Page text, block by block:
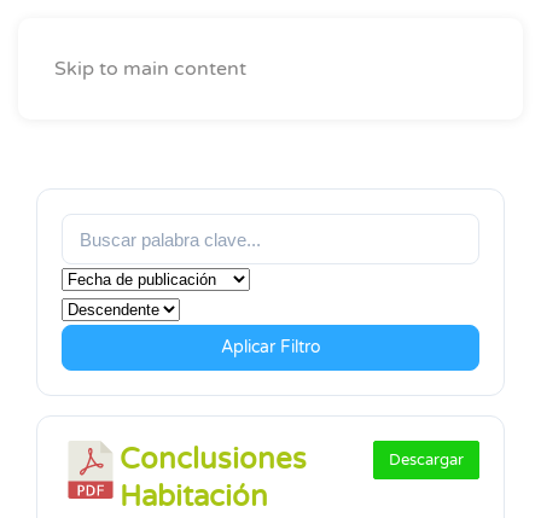
Skip to main content
Aplicar Filtro
Conclusiones
Habitación
Descargar